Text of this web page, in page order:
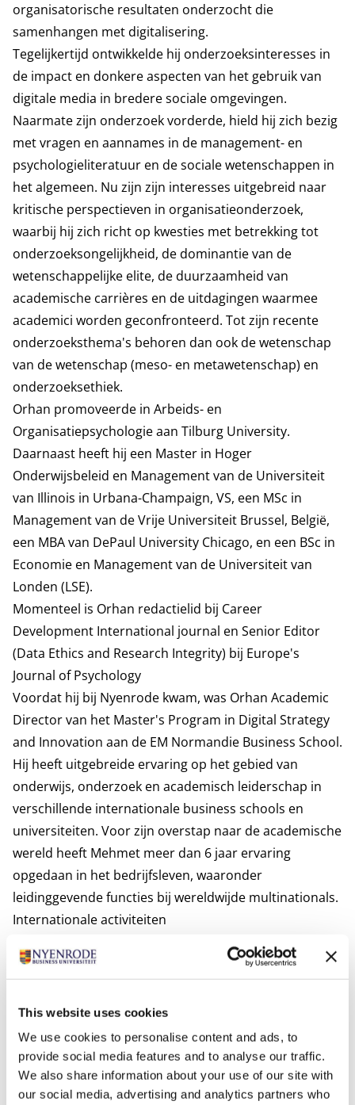
This website uses cookies
We use cookies to personalise content and ads, to
provide social media features and to analyse our traffic.
We also share information about your use of our site with
our social media, advertising and analytics partners who
organisatorische resultaten onderzocht die
samenhangen met digitalisering.
Tegelijkertijd ontwikkelde hij onderzoeksinteresses in
de impact en donkere aspecten van het gebruik van
digitale media in bredere sociale omgevingen.
Naarmate zijn onderzoek vorderde, hield hij zich bezig
met vragen en aannames in de management- en
psychologieliteratuur en de sociale wetenschappen in
het algemeen. Nu zijn zijn interesses uitgebreid naar
kritische perspectieven in organisatieonderzoek,
waarbij hij zich richt op kwesties met betrekking tot
onderzoeksongelijkheid, de dominantie van de
wetenschappelijke elite, de duurzaamheid van
academische carrières en de uitdagingen waarmee
academici worden geconfronteerd. Tot zijn recente
onderzoeksthema's behoren dan ook de wetenschap
van de wetenschap (meso- en metawetenschap) en
onderzoeksethiek.
Orhan promoveerde in Arbeids- en
Organisatiepsychologie aan Tilburg University.
Daarnaast heeft hij een Master in Hoger
Onderwijsbeleid en Management van de Universiteit
van Illinois in Urbana-Champaign, VS, een MSc in
Management van de Vrije Universiteit Brussel, België,
een MBA van DePaul University Chicago, en een BSc in
Economie en Management van de Universiteit van
Londen (LSE).
Momenteel is Orhan redactielid bij Career
Development International journal en Senior Editor
(Data Ethics and Research Integrity) bij Europe's
Journal of Psychology
Voordat hij bij Nyenrode kwam, was Orhan Academic
Director van het Master's Program in Digital Strategy
and Innovation aan de EM Normandie Business School.
Hij heeft uitgebreide ervaring op het gebied van
onderwijs, onderzoek en academisch leiderschap in
verschillende internationale business schools en
universiteiten. Voor zijn overstap naar de academische
wereld heeft Mehmet meer dan 6 jaar ervaring
opgedaan in het bedrijfsleven, waaronder
leidinggevende functies bij wereldwijde multinationals.
Internationale activiteiten
EM Normandie Handelsschool, doctoraal toezicht
rechten en plichten.
rechten en plichten.
Relevant publications
Orhan, M. A., Bal, P. M., & van Rossenberg, Y. G. (2024).
Rise of the most excellent scholar, demise of the field:
a fictional story, yet probable destiny.Culture and